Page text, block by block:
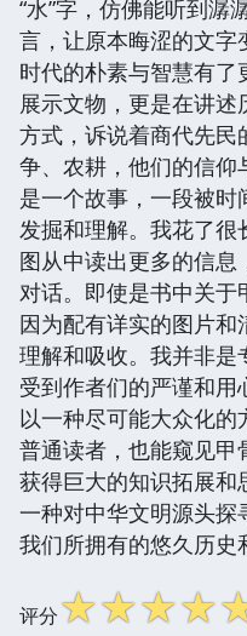
“水”字，仿佛能听到潺
言，让原本晦涩的文字
时代的朴素与智慧有
展示文物，更是在讲
方式，诉说着商代先
争、农耕，他们的信
是一个故事，一段被
发掘和理解。我花了
图从中读出更多的信
对话。即使是书中关
因为配有详实的图片
理解和吸收。我并非
受到作者们的严谨和用
以一种尽可能大众化
普通读者，也能窥见甲
获得巨大的知识拓展和
一种对中华文明源头
我们所拥有的悠久历史
评分☆☆☆☆